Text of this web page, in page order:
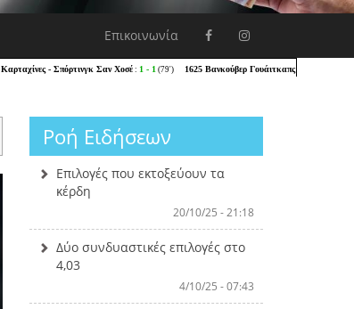
Επικοινωνία
Ροή Ειδήσεων
Επιλογές που εκτοξεύουν τα
κέρδη
20/10/25 - 21:18
Δύο συνδυαστικές επιλογές στο
4,03
4/10/25 - 07:43